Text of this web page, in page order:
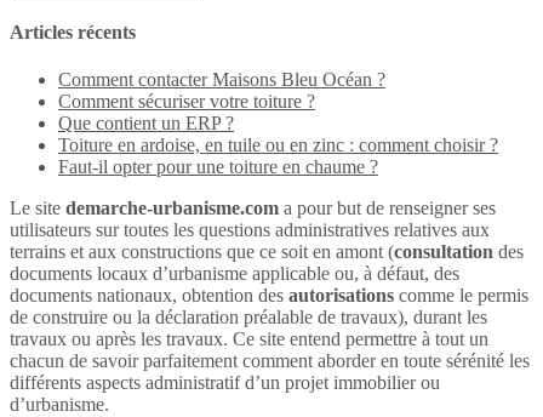
Articles récents
Comment contacter Maisons Bleu Océan ?
Comment sécuriser votre toiture ?
Que contient un ERP ?
Toiture en ardoise, en tuile ou en zinc : comment choisir ?
Faut-il opter pour une toiture en chaume ?
Le site demarche-urbanisme.com a pour but de renseigner ses
utilisateurs sur toutes les questions administratives relatives aux
terrains et aux constructions que ce soit en amont (consultation des
documents locaux d’urbanisme applicable ou, à défaut, des
documents nationaux, obtention des autorisations comme le permis
de construire ou la déclaration préalable de travaux), durant les
travaux ou après les travaux. Ce site entend permettre à tout un
chacun de savoir parfaitement comment aborder en toute sérénité les
différents aspects administratif d’un projet immobilier ou
d’urbanisme.